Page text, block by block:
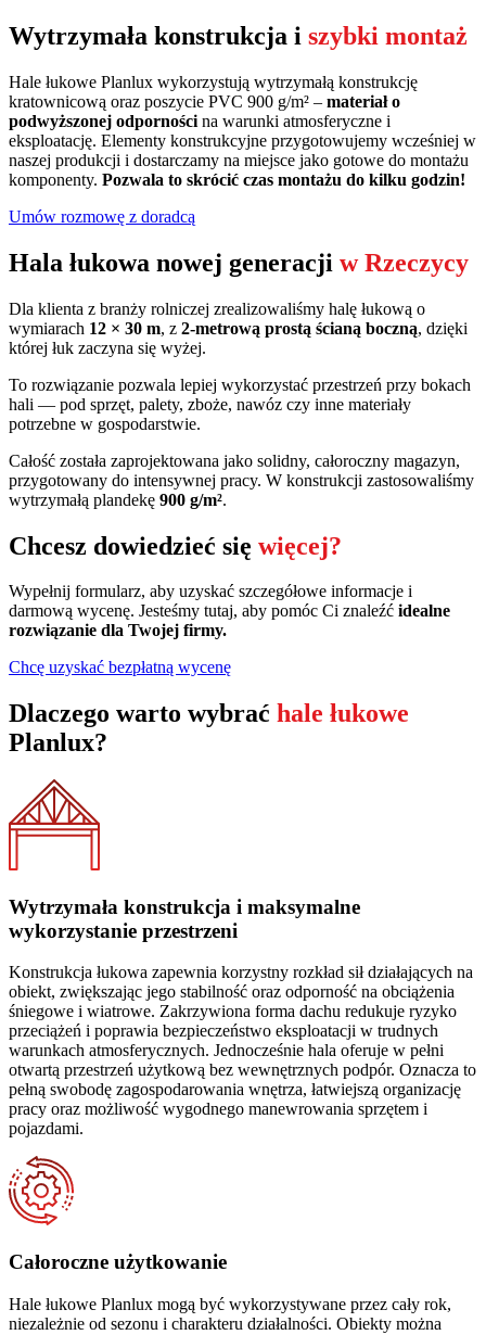
Wytrzymała konstrukcja i szybki montaż
Hale łukowe Planlux wykorzystują wytrzymałą konstrukcję
kratownicową oraz poszycie PVC 900 g/m² – materiał o
podwyższonej odporności na warunki atmosferyczne i
eksploatację. Elementy konstrukcyjne przygotowujemy wcześniej w
naszej produkcji i dostarczamy na miejsce jako gotowe do montażu
komponenty. Pozwala to skrócić czas montażu do kilku godzin!
Umów rozmowę z doradcą
Hala łukowa nowej generacji w Rzeczycy
Dla klienta z branży rolniczej zrealizowaliśmy halę łukową o
wymiarach 12 × 30 m, z 2-metrową prostą ścianą boczną, dzięki
której łuk zaczyna się wyżej.
To rozwiązanie pozwala lepiej wykorzystać przestrzeń przy bokach
hali — pod sprzęt, palety, zboże, nawóz czy inne materiały
potrzebne w gospodarstwie.
Całość została zaprojektowana jako solidny, całoroczny magazyn,
przygotowany do intensywnej pracy. W konstrukcji zastosowaliśmy
wytrzymałą plandekę 900 g/m².
Chcesz dowiedzieć się więcej?
Wypełnij formularz, aby uzyskać szczegółowe informacje i
darmową wycenę. Jesteśmy tutaj, aby pomóc Ci znaleźć idealne
rozwiązanie dla Twojej firmy.
Chcę uzyskać bezpłatną wycenę
Dlaczego warto wybrać hale łukowe
Planlux?
Wytrzymała konstrukcja i maksymalne
wykorzystanie przestrzeni
Konstrukcja łukowa zapewnia korzystny rozkład sił działających na
obiekt, zwiększając jego stabilność oraz odporność na obciążenia
śniegowe i wiatrowe. Zakrzywiona forma dachu redukuje ryzyko
przeciążeń i poprawia bezpieczeństwo eksploatacji w trudnych
warunkach atmosferycznych. Jednocześnie hala oferuje w pełni
otwartą przestrzeń użytkową bez wewnętrznych podpór. Oznacza to
pełną swobodę zagospodarowania wnętrza, łatwiejszą organizację
pracy oraz możliwość wygodnego manewrowania sprzętem i
pojazdami.
Całoroczne użytkowanie
Hale łukowe Planlux mogą być wykorzystywane przez cały rok,
niezależnie od sezonu i charakteru działalności. Obiekty można